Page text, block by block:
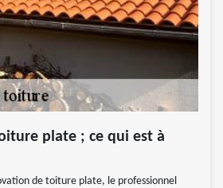
plate ; ce qui est à
de toiture plate, le professionnel